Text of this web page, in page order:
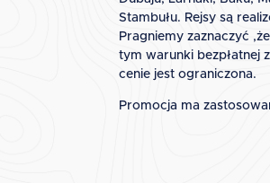
Stambułu. Rejsy są
Pragniemy zaznaczyć
tym warunki bezpłatnej
cenie jest ograniczona.
Promocja ma